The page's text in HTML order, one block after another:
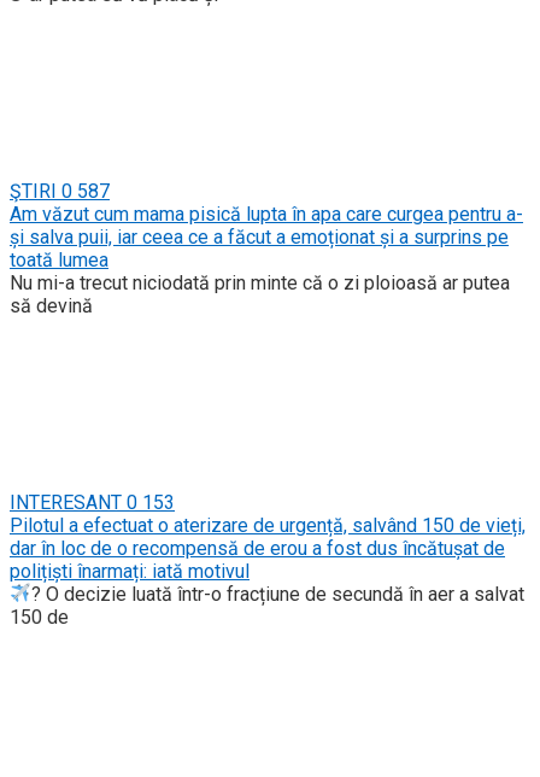
ŞTIRI 0 587
Am văzut cum mama pisică lupta în apa care curgea pentru a-
și salva puii, iar ceea ce a făcut a emoționat și a surprins pe
toată lumea
Nu mi-a trecut niciodată prin minte că o zi ploioasă ar putea
să devină
INTERESANT 0 153
Pilotul a efectuat o aterizare de urgență, salvând 150 de vieți,
dar în loc de o recompensă de erou a fost dus încătușat de
polițiști înarmați: iată motivul
? O decizie luată într-o fracțiune de secundă în aer a salvat
150 de